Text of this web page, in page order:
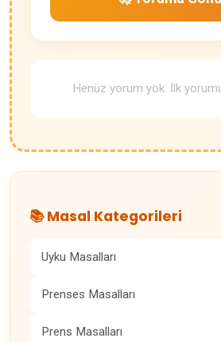
Henüz yorum yok. İlk
📚 Masal Kategorileri
Uyku Masalları
Prenses Masalları
Prens Masalları